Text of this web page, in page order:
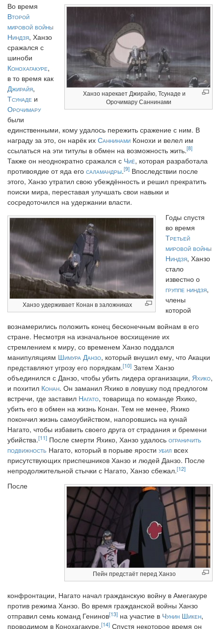
Ханзо нарекает Джирайю, Тсунаде и
Орочимару Саннинами
Во время
Второй
мировой войны
Ниндзя, Ханзо
сражался с
шиноби
Конохагакуре,
в то время как
Джирайя,
Тсунаде и
Орочимару
были
единственными, кому удалось пережить сражение с ним. В
награду за это, он нарёк их Саннинами Конохи и велел им
ссылаться на эти титулы в обмен на возможность жить.[8]
Также он неоднократно сражался с Чиё, которая разработала
противоядие от яда его саламандры.[9] Впоследствии после
этого, Ханзо утратил свою убеждённость и решил прекратить
поиски мира, переставая улучшать свои навыки и
сосредоточился на удержании власти.
Ханзо удерживает Конан в заложниках
Годы спустя
во время
Третьей
мировой войны
Ниндзя, Ханзо
стало
известно о
группе ниндзя,
члены
которой
вознамерились положить конец бесконечным войнам в его
стране. Несмотря на изначальное восхищение их
стремлением к миру, со временем Ханзо поддался
манипуляциям Шимура Данзо, который внушил ему, что Акацки
представляют угрозу его порядкам.[10] Затем Ханзо
объединился с Данзо, чтобы убить лидера организации, Яхико,
и похитил Конан. Он заманил Яхико в ловушку под предлогом
встречи, где заставил Нагато, товарища по команде Яхико,
убить его в обмен на жизнь Конан. Тем не менее, Яхико
покончил жизнь самоубийством, напоровшись на кунай
Нагато, чтобы избавить своего друга от страдания и бремени
убийства.[11] После смерти Яхико, Ханзо удалось ограничить
подвижность Нагато, который в порыве ярости убил всех
присутствующих приспешников Ханзо и людей Данзо. После
непродолжительной стычки с Нагато, Ханзо сбежал.[12]
Пейн предстаёт перед Ханзо
После
конфронтации, Нагато начал гражданскую войну в Амегакуре
против режима Ханзо. Во время гражданской войны Ханзо
отправил семь команд Генинов[13] на участие в Чунин Шикен,
проводимом в Конохагакуре.[14] Спустя некоторое время он